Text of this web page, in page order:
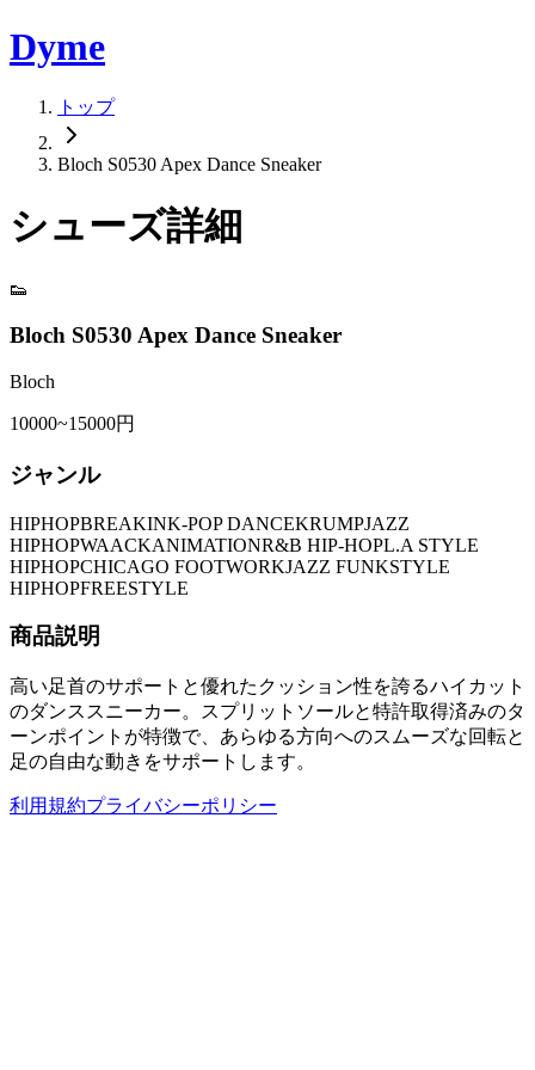
Dyme
トップ
Bloch S0530 Apex Dance Sneaker
シューズ詳細
👟
Bloch S0530 Apex Dance Sneaker
Bloch
10000~15000円
ジャンル
HIPHOPBREAKINK-POP DANCEKRUMPJAZZ
HIPHOPWAACKANIMATIONR&B HIP-HOPL.A STYLE
HIPHOPCHICAGO FOOTWORKJAZZ FUNKSTYLE
HIPHOPFREESTYLE
商品説明
高い足首のサポートと優れたクッション性を誇るハイカット
のダンススニーカー。スプリットソールと特許取得済みのタ
ーンポイントが特徴で、あらゆる方向へのスムーズな回転と
足の自由な動きをサポートします。
利用規約プライバシーポリシー